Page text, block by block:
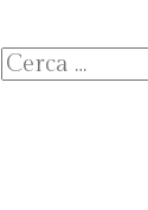
Ricerca
per: